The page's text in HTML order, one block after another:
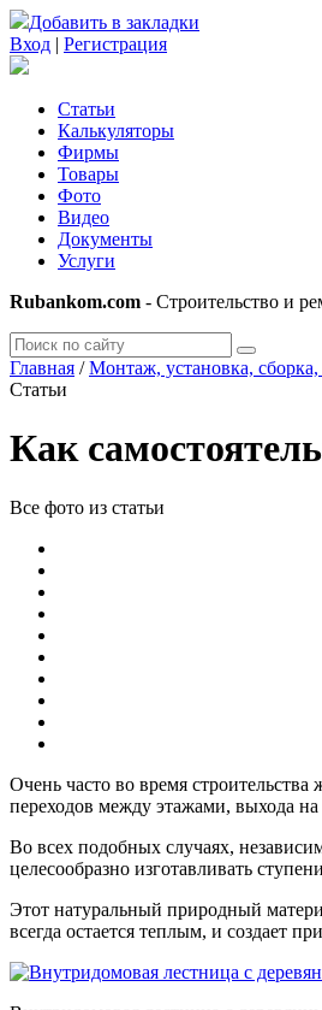
Добавить в закладки
Вход | Регистрация
Статьи
Калькуляторы
Фирмы
Товары
Фото
Видео
Документы
Услуги
Rubankom.com - Строительство и
Главная /Монтаж, установка, сборка,
Статьи
Как
Все фото из статьи
Очень часто во время
переходов между этажами, выхода
Во всех подобных случаях,
целесообразно изготавливать
Этот натуральный природный
всегда остается теплым, и создает